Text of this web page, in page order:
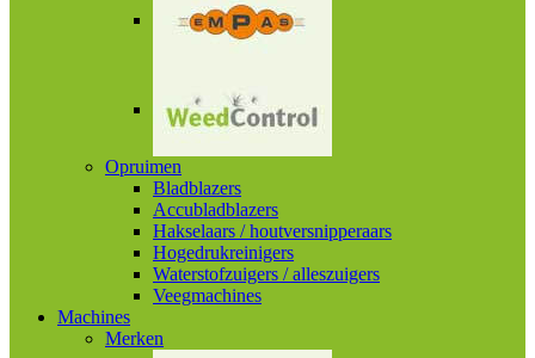
Opruimen
Bladblazers
Accubladblazers
Hakselaars / houtversnipperaars
Hogedrukreinigers
Waterstofzuigers / alleszuigers
Veegmachines
Machines
Merken